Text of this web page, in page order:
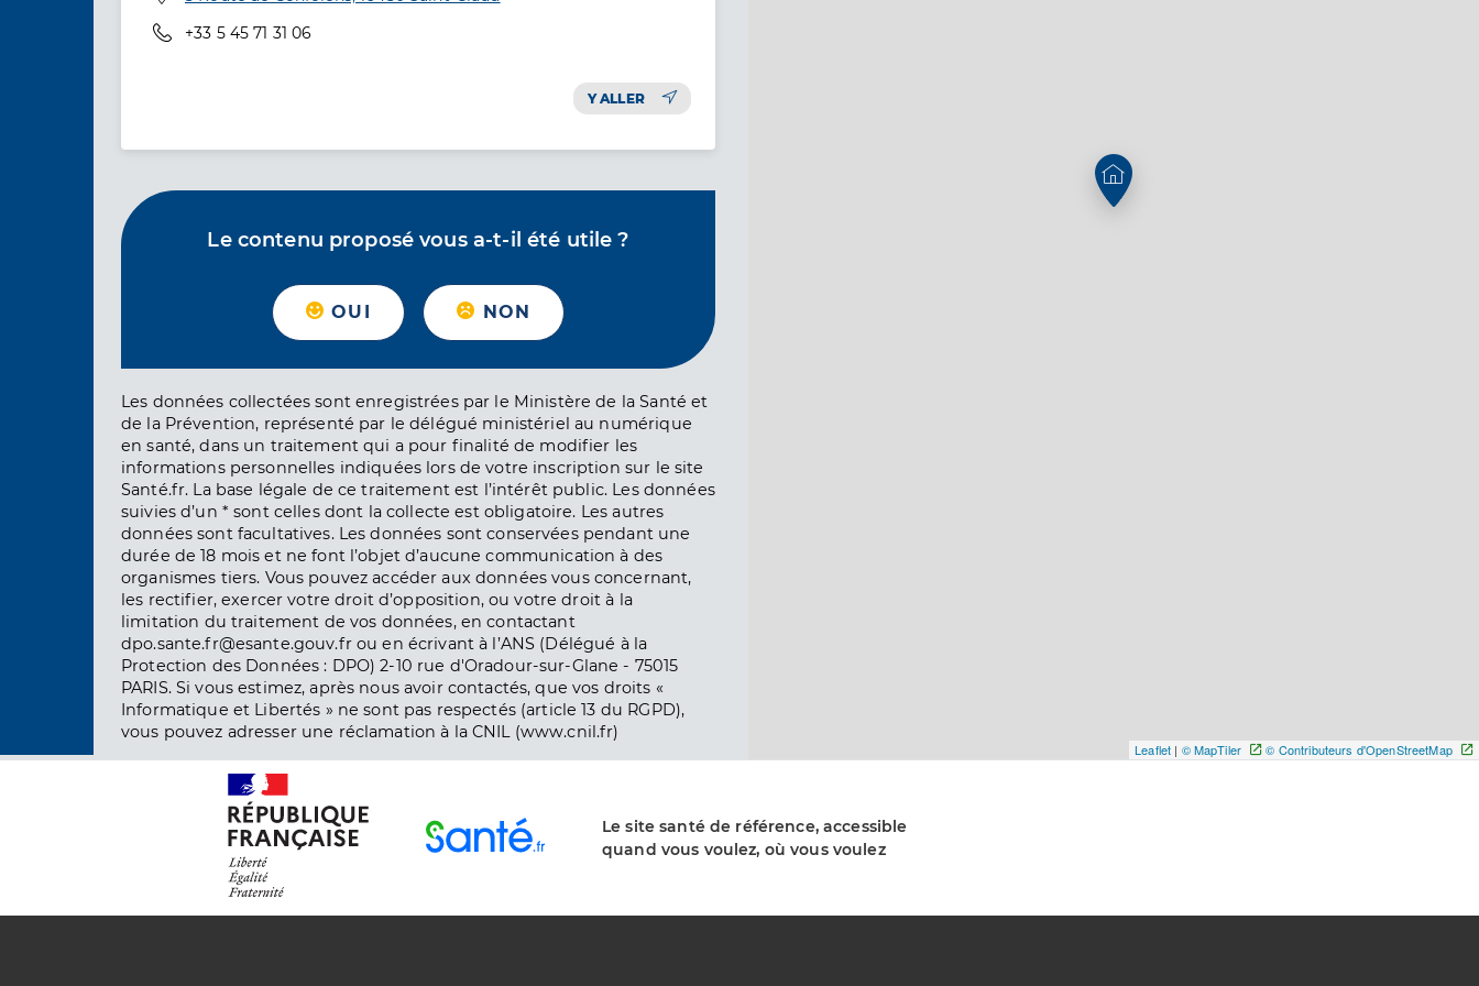
Téléphone
+33 5 45 71 31 06
Y ALLER
Le contenu proposé vous a-t-il été utile ?
OUI NON
Les données collectées sont enregistrées par le Ministère de la Santé et
de la Prévention, représenté par le délégué ministériel au numérique
en santé, dans un traitement qui a pour finalité de modifier les
informations personnelles indiquées lors de votre inscription sur le site
Santé.fr. La base légale de ce traitement est l’intérêt public. Les données
suivies d’un * sont celles dont la collecte est obligatoire. Les autres
données sont facultatives. Les données sont conservées pendant une
durée de 18 mois et ne font l’objet d’aucune communication à des
organismes tiers. Vous pouvez accéder aux données vous concernant,
les rectifier, exercer votre droit d’opposition, ou votre droit à la
limitation du traitement de vos données, en contactant
dpo.sante.fr@esante.gouv.fr ou en écrivant à l’ANS (Délégué à la
Protection des Données : DPO) 2-10 rue d'Oradour-sur-Glane - 75015
PARIS. Si vous estimez, après nous avoir contactés, que vos droits «
Informatique et Libertés » ne sont pas respectés (article 13 du RGPD),
vous pouvez adresser une réclamation à la CNIL (www.cnil.fr)
Leaflet | © MapTiler © Contributeurs d'OpenStreetMap
Le site santé de référence, accessible
quand vous voulez, où vous voulez